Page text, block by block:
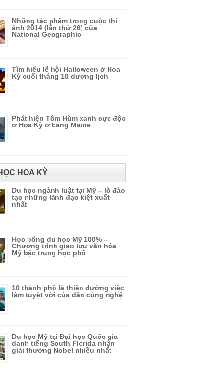
Những tác phẩm trong cuộc thi
ảnh 2014 (lần thứ 26) của
National Geographic
Tìm hiểu lễ hội Halloween ở Hoa
Kỳ cuối tháng 10 dương lịch
Phát hiện Tôm Hùm xanh cực độc
ở Hoa Kỳ ở bang Maine
HOA KỲ
Du học ngành luật tại Mỹ – lò đào
tạo những lãnh đạo kiệt xuất
nhất
Học bổng du học Mỹ 100% –
Chương trình giao lưu văn hóa
Mỹ bậc trung học phổ
10 thành phố là thiên đường việc
làm tuyệt vời của dân công nghệ
Du học Mỹ tại Đại học Quốc gia
danh tiếng South Florida nhận
giải thưởng Nobel nhiều nhất